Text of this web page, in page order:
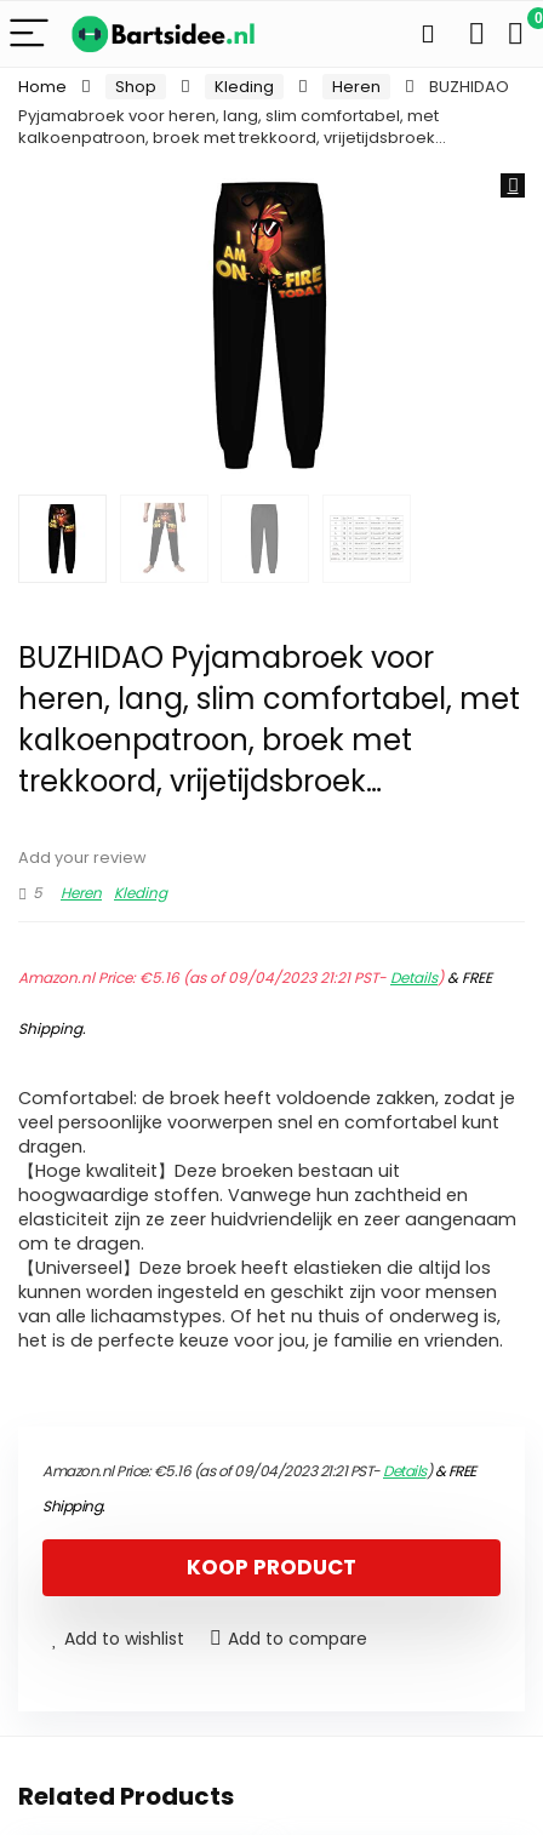
0
Home Shop Kleding Heren
BUZHIDAO
Pyjamabroek voor heren, lang, slim comfortabel, met
kalkoenpatroon, broek met trekkoord, vrijetijdsbroek…
BUZHIDAO Pyjamabroek voor
heren, lang, slim comfortabel, met
kalkoenpatroon, broek met
trekkoord, vrijetijdsbroek…
Add your review
5
Heren Kleding
Amazon.nl Price:€5.16(as of 09/04/2023 21:21 PST- Details)&FREE
Shipping.
Comfortabel: de broek heeft voldoende zakken, zodat je
veel persoonlijke voorwerpen snel en comfortabel kunt
dragen.
【Hoge kwaliteit】Deze broeken bestaan uit
hoogwaardige stoffen. Vanwege hun zachtheid en
elasticiteit zijn ze zeer huidvriendelijk en zeer aangenaam
om te dragen.
【Universeel】Deze broek heeft elastieken die altijd los
kunnen worden ingesteld en geschikt zijn voor mensen
van alle lichaamstypes. Of het nu thuis of onderweg is,
het is de perfecte keuze voor jou, je familie en vrienden.
Amazon.nl Price:€5.16(as of 09/04/2023 21:21 PST-Details)&FREE
Shipping.
KOOP PRODUCT
Add to wishlist Add to compare
Related Products